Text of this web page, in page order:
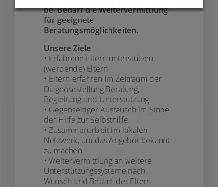
bei Bedarf die Weitervermittlung
für geeignete
Beratungsmöglichkeiten.
Unsere Ziele
• Erfahrene Eltern unterstützen
(werdende) Eltern
• Eltern erfahren im Zeitraum der
Diagnosestellung Beratung,
Begleitung und Unterstützung
• Gegenseitiger Austausch im Sinne
der Hilfe zur Selbsthilfe
• Zusammenarbeit im lokalen
Netzwerk, um das Angebot bekannt
zu machen
• Weitervermittlung an weitere
Unterstützungssysteme nach
Wunsch und Bedarf der Eltern